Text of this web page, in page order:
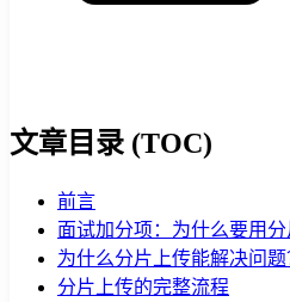
文章目录 (TOC)
前言
面试加分项：为什么要用分
为什么分片上传能解决问题
分片上传的完整流程